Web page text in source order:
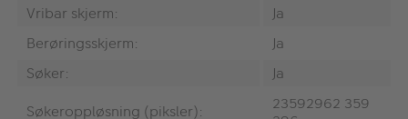
Vribar skjerm:
Ja
Berøringsskjerm:
Ja
Søker:
Ja
Søkeroppløsning (piksler):
‎‎23592962 359